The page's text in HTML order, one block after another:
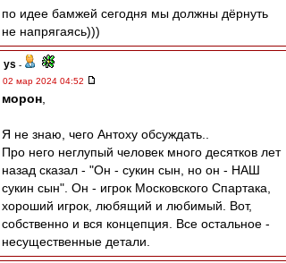
по идее бамжей сегодня мы должны дёрнуть
не напрягаясь)))
ys -
02 мар 2024 04:52
морон
Я не знаю, чего Антоху обсуждать..
Про него неглупый человек много десятков лет
назад сказал - "Он - сукин сын, но он - НАШ
сукин сын". Он - игрок Московского Спартака,
хороший игрок, любящий и любимый. Вот,
собственно и вся концепция. Все остальное -
несущественные детали.